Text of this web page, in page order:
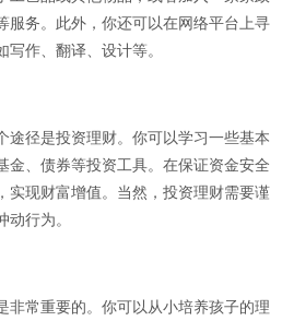
服务。此外，你还可以在网络平台上寻
作、翻译、设计等。
途径是投资理财。你可以学习一些基本
金、债券等投资工具。在保证资金安全
实现财富增值。当然，投资理财需要谨
行为。
非常重要的。你可以从小培养孩子的理